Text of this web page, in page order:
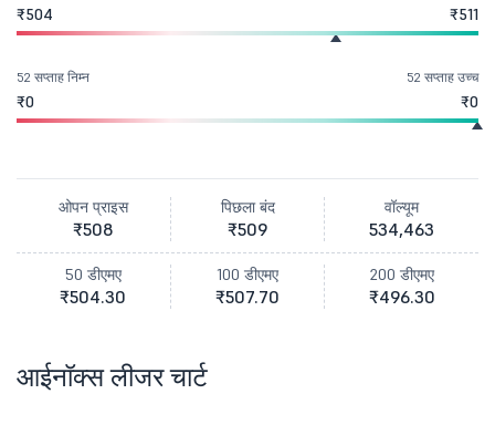
₹504 ₹511
52 सप्ताह निम्न
₹0
52 सप्ताह उच्च
₹0
ओपन प्राइस
₹508
पिछला बंद
₹509
वॉल्यूम
534,463
50 डीएमए
₹504.30
100 डीएमए
₹507.70
200 डीएमए
₹496.30
आईनॉक्स लीजर चार्ट